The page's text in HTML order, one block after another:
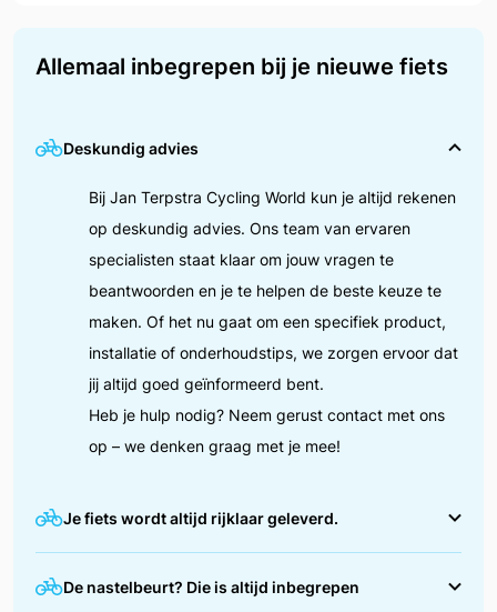
Allemaal inbegrepen bij je nieuwe fiets
Deskundig advies
Bij Jan Terpstra Cycling World kun je altijd rekenen
op deskundig advies. Ons team van ervaren
specialisten staat klaar om jouw vragen te
beantwoorden en je te helpen de beste keuze te
maken. Of het nu gaat om een specifiek product,
installatie of onderhoudstips, we zorgen ervoor dat
jij altijd goed geïnformeerd bent.
Heb je hulp nodig? Neem gerust contact met ons
op – we denken graag met je mee!
Je fiets wordt altijd rijklaar geleverd.
voordat je erop wegrijdt. Tijdens de afleverbeurt
De nastelbeurt? Die is altijd inbegrepen